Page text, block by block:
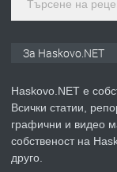
ПРЕДЛАГА
За Haskovo.NET
Haskovo.NET е
Всички статии,
графични и видео
собственост на
друго.